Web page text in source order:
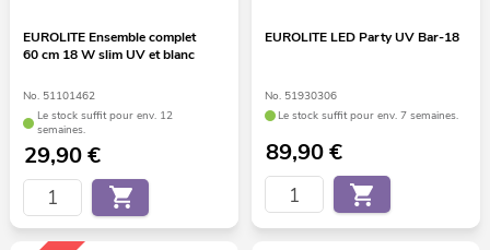
EUROLITE Ensemble complet
60 cm 18 W slim UV et blanc
No. 51101462
Le stock suffit pour env. 12
semaines.
29,90€
EUROLITE LED Party UV Bar-18
No. 51930306
Le stock suffit pour env. 7 semaines.
89,90€